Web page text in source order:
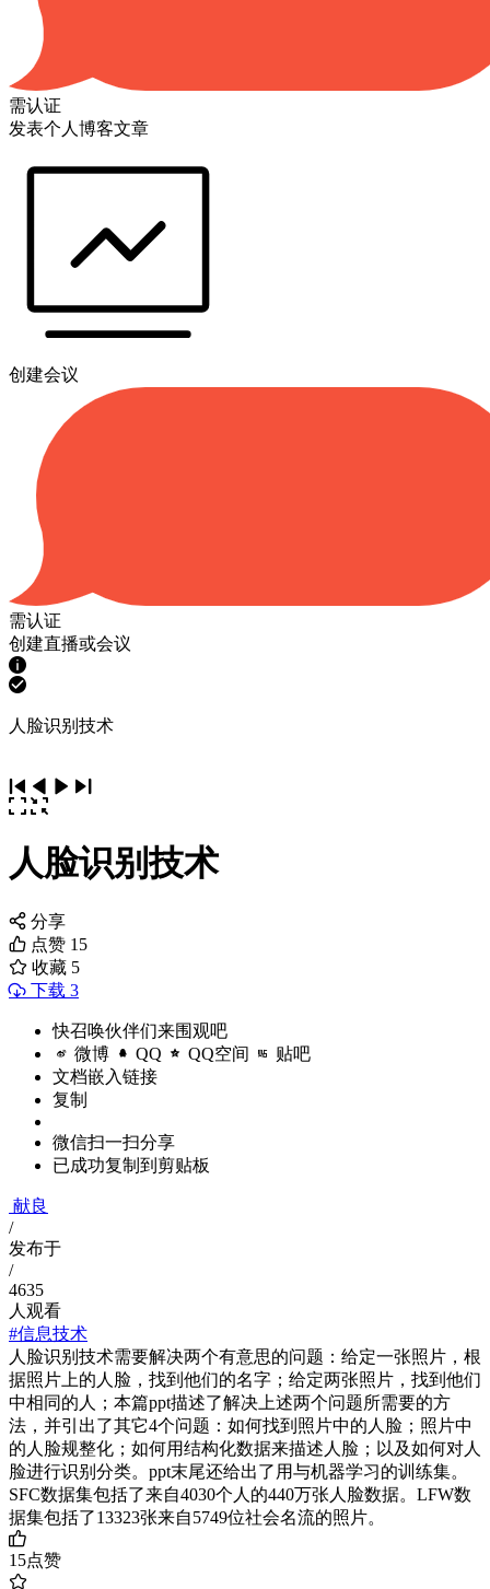
需认证
发表个人博客文章
创建会议
需认证
创建直播或会议
人脸识别技术
人脸识别技术
分享
点赞 15
收藏 5
下载 3
快召唤伙伴们来围观吧
微博 QQ QQ空间 贴吧
文档嵌入链接
复制
微信扫一扫分享
已成功复制到剪贴板
献良
/
发布于
/
4635
人观看
#信息技术
人脸识别技术需要解决两个有意思的问题：给定一张照片，根
据照片上的人脸，找到他们的名字；给定两张照片，找到他们
中相同的人；本篇ppt描述了解决上述两个问题所需要的方
法，并引出了其它4个问题：如何找到照片中的人脸；照片中
的人脸规整化；如何用结构化数据来描述人脸；以及如何对人
脸进行识别分类。ppt末尾还给出了用与机器学习的训练集。
SFC数据集包括了来自4030个人的440万张人脸数据。LFW数
据集包括了13323张来自5749位社会名流的照片。
15点赞